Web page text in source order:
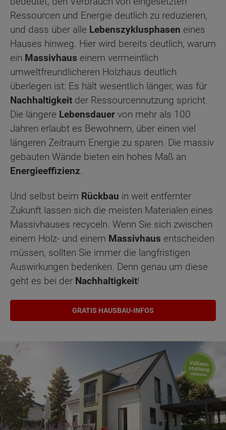
Ressourcen und Energie deutlich zu reduzieren,
und dass über alle Lebenszyklusphasen eines
Hauses hinweg. Hier wird bereits deutlich, warum
ein Massivhaus einem vermeintlich
umweltfreundlicheren Holzhaus deutlich
überlegen ist: Es hält wesentlich länger, was für
Nachhaltigkeit der Ressourcennutzung spricht.
Die längere Lebensdauer von mehr als 100
Jahren erlaubt es Bewohnern, über einen viel
längeren Zeitraum Energie zu sparen. Die massiv
gebauten Wände bieten ein hohes Maß an
Energieeffizienz.
Und selbst beim Rückbau in weit entfernter
Zukunft lassen sich die meisten Materialen eines
Massivhauses recyceln. Wenn Sie sich zwischen
einem Holz- und einem Massivhaus entscheiden
müssen, sollten Sie immer die langfristigen
Auswirkungen bedenken. Denn genau um diese
geht es bei der Nachhaltigkeit!
GRATIS HAUSBAU-INFOS